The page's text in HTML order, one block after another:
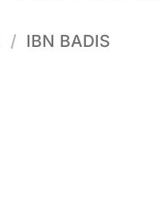
/ IBN BADIS